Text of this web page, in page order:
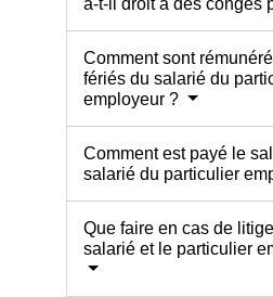
a-t-il droit à des congés
Comment sont
fériés du salarié du
employeur ?
Comment est payé le
salarié du particulier
Que faire en cas de
salarié et le particulier